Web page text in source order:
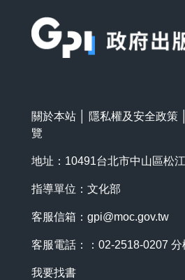
關於本站 隱私權及安全政策
覽
地址：10491台北市中山區松
指導單位：文化部
客服信箱： gpi@moc.gov.tw
客服電話：：02-2518-0207 分
我要找書